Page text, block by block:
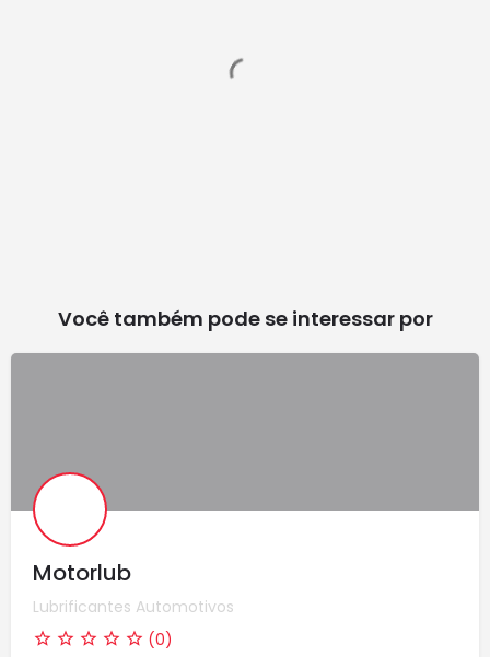
Você também pode se interessar por
Motorlub
Lubrificantes Automotivos
(0)